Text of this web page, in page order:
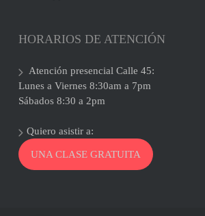
HORARIOS DE ATENCIÓN
Atención presencial Calle 45:
Lunes a Viernes 8:30am a 7pm
Sábados 8:30 a 2pm
Quiero asistir a:
UNA CLASE GRATUITA